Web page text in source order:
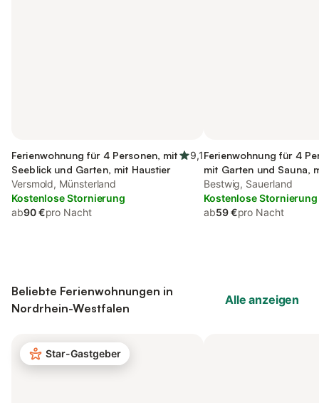
Ferienwohnung für 4 Personen, mit
Seeblick und Garten, mit Haustier
9,1
Versmold, Münsterland
Kostenlose Stornierung
ab90 €pro Nacht
Ferienwohnung für 4
mit Garten und Sauna,
Haustier
Bestwig, Sauerland
Kostenlose Stornierung
ab59 €pro Nacht
Beliebte Ferienwohnungen in
Nordrhein-Westfalen
Alle anzeigen
Star-Gastgeber